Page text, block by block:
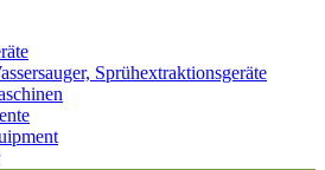
Sprühextraktionsgeräte